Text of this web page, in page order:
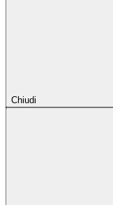
Chiudi